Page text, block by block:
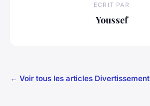
ECRIT PAR
Youssef
← Voir tous les articles Divertissement